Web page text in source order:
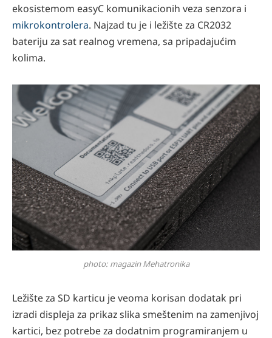
ekosistemom easyC komunikacionih veza senzora i
mikrokontrolera. Najzad tu je i ležište za CR2032
bateriju za sat realnog vremena, sa pripadajućim
kolima.
photo: magazin Mehatronika
Ležište za SD karticu je veoma korisan dodatak pri
izradi displeja za prikaz slika smeštenim na zamenjivoj
kartici, bez potrebe za dodatnim programiranjem u